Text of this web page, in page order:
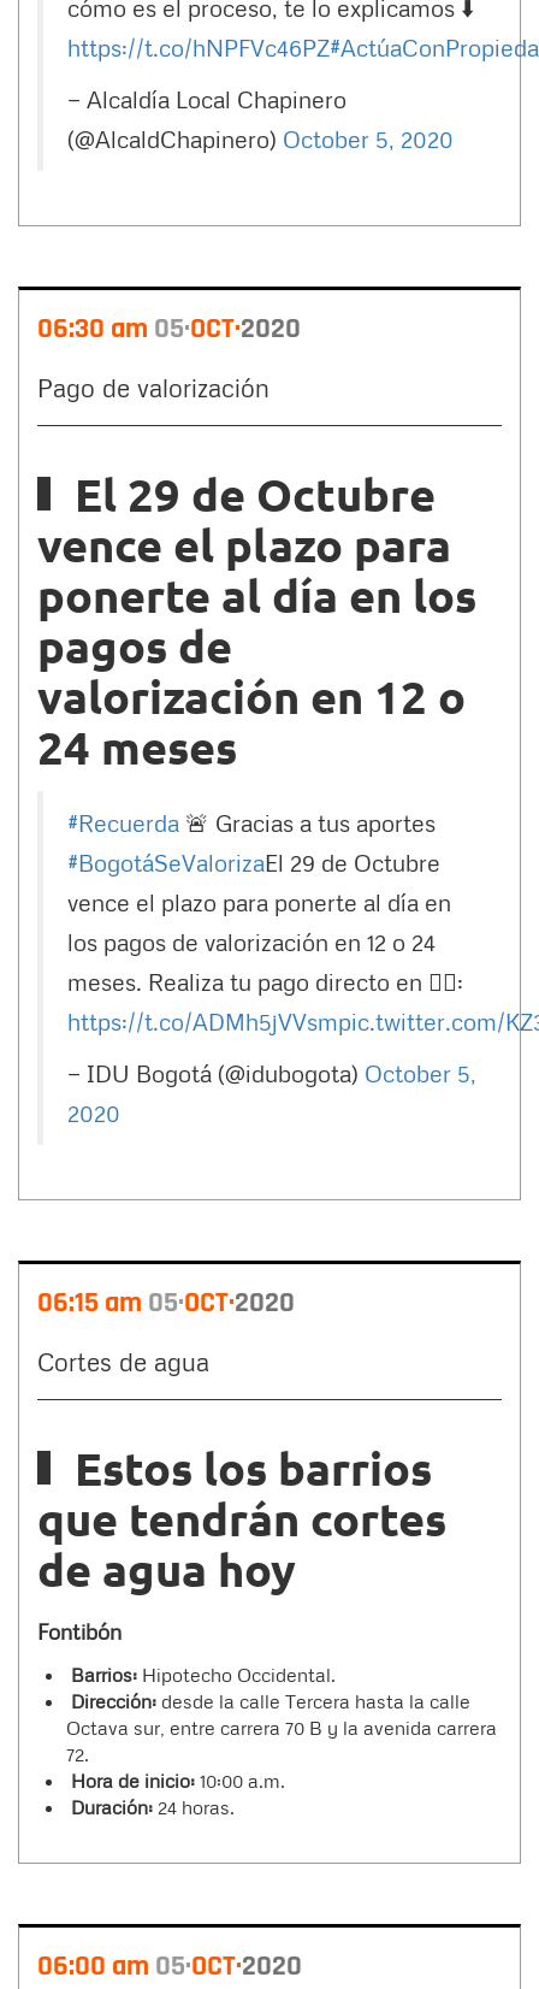
cómo es el proceso, te lo explicamos ⬇️
https://t.co/hNPFVc46PZ
— Alcaldía Local Chapinero
(@AlcaldChapinero) October 5, 2020
06:30 am 05 OCT 2020
Pago de valorización
El 29 de Octubre
vence el plazo para
ponerte al día en los
pagos de
valorización en 12 o
24 meses
#Recuerda 🚨 Gracias a tus aportes
#BogotáSeValorizaEl 29 de Octubre
vence el plazo para ponerte al día en
los pagos de valorización en 12 o 24
meses. Realiza tu pago directo en 👉🏼:
https://t.co/ADMh5jVVsmpic.twitter.com/
— IDU Bogotá (@idubogota) October 5,
2020
06:15 am 05 OCT 2020
Cortes de agua
Estos los barrios
que tendrán cortes
de agua hoy
Fontibón
Barrios: Hipotecho Occidental.
Dirección: desde la calle Tercera hasta la calle
Octava sur, entre carrera 70 B y la avenida carrera
72.
Hora de inicio: 10:00 a.m.
Duración: 24 horas.
06:00 am 05 OCT 2020